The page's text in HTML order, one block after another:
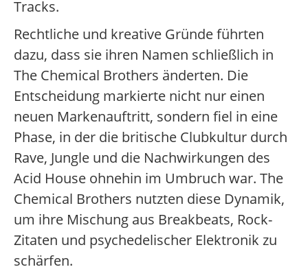
Tracks.
Rechtliche und kreative Gründe führten
dazu, dass sie ihren Namen schließlich in
The Chemical Brothers änderten. Die
Entscheidung markierte nicht nur einen
neuen Markenauftritt, sondern fiel in eine
Phase, in der die britische Clubkultur durch
Rave, Jungle und die Nachwirkungen des
Acid House ohnehin im Umbruch war. The
Chemical Brothers nutzten diese Dynamik,
um ihre Mischung aus Breakbeats, Rock-
Zitaten und psychedelischer Elektronik zu
schärfen.